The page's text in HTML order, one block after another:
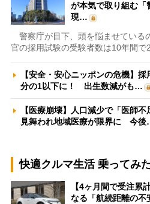
が本気で取り組む
現…
警察庁が目下、頭を悩ませている
官の採用試験の受験者数は10年間で
【安全・安心ニッポンの危機】
分の1以下に！ 出生数減がも…
【医療崩壊】人口減少で「医師
見舞われ地域医療が限界に 今
快適クルマ生活 乗ってみ
【4ヶ月間で受注累
なる「航続距離の不